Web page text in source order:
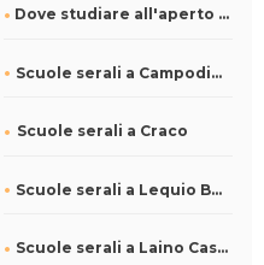
Dove studiare all'aperto a Roma
Scuole serali a Campodimele
Scuole serali a Craco
Scuole serali a Lequio Berria
Scuole serali a Laino Castello